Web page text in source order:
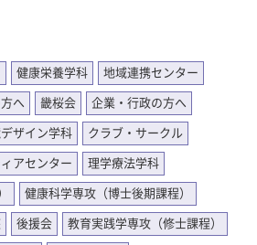
健康栄養学科 地域連携センター
へ 畿桜会 企業・行政の方へ
ザイン学科 クラブ・サークル
アセンター 理学療法学科
健康科学専攻（博士後期課程）
後援会 教育実践学専攻（修士課程）